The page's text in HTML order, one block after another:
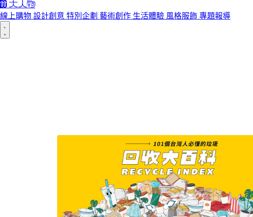
線上購物 設計創意 特別企劃 藝術創作 生活體驗 風格服飾 專題報導